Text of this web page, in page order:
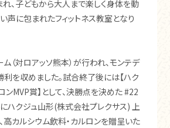
れ、子どもから大人まで楽しく身体を動
声に包まれたフィットネス教室となり
（対ロアッソ熊本）が行われ、モンテデ
を収めました。試合終了後には【ハク
ンMVP賞】として、決勝点を決めた #22
ハクジュ山形(株式会社プレクサス) 上
高カルシウム飲料・カルロンを贈呈いた